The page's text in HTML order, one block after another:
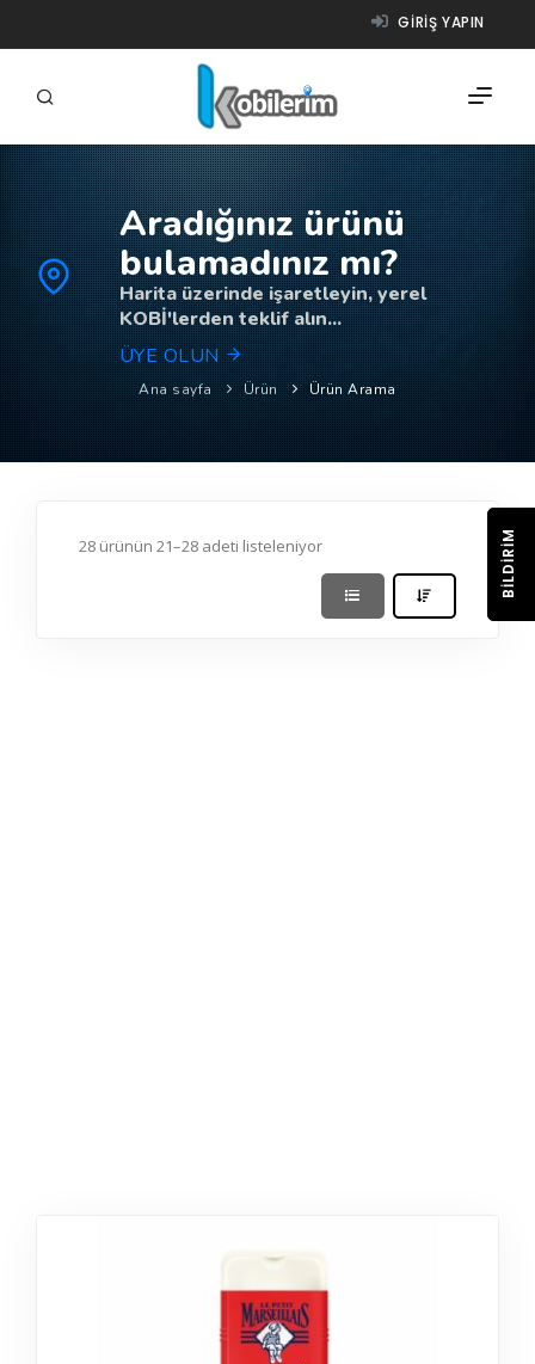
GIRIŞ YAPIN
FIRMALAR
ÜRÜNLER
NASIL ÇALIŞIR?
YARDIM
Aradığınız ürünü
bulamadınız mı?
Harita üzerinde işaretleyin, yerel
KOBİ'lerden teklif alın...
ÜYE OLUN
Ana sayfa Ürün Ürün Arama
28 ürünün 21–28 adeti listeleniyor BILDIRIM